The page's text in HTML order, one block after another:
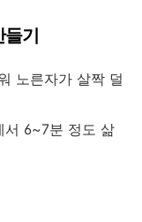
들기
노른자가 살짝 덜
서 6~7분 정도 삶